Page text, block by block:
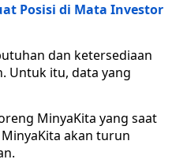
Posisi di Mata Investor
dan ketersediaan
Untuk itu, data yang
MinyaKita yang saat
akan turun